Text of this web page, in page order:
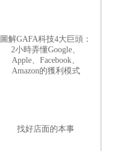
圖解GAFA科技4大巨頭：
2小時弄懂Google、
Apple、Facebook、
Amazon的獲利模式
找好店面的本事